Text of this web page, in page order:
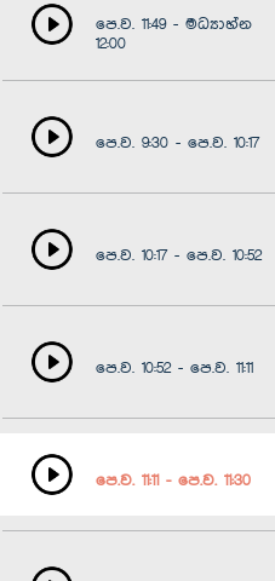
පෙ.ව. 11:49 - මධ්‍යාහ්න
12:00
පෙ.ව. 9:30 - පෙ.ව. 10:17
පෙ.ව. 10:17 - පෙ.ව. 10:52
පෙ.ව. 10:52 - පෙ.ව. 11:11
පෙ.ව. 11:11 - පෙ.ව. 11:30